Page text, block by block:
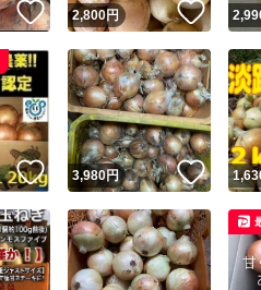
いいね！
2,800円 いい
いいね！
3,980円 いい